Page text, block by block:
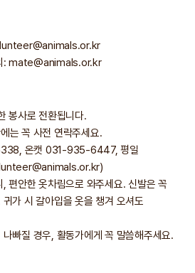
: mate@animals.or.kr
봉사로 전환됩니다.
는 꼭 사전 연락주세요.
온캣 031-935-6447, 평일
편안한 옷차림으로 와주세요. 신발은 꼭
가 시 갈아입을 옷을 챙겨 오셔도
빠질 경우, 활동가에게 꼭 말씀해주세요.